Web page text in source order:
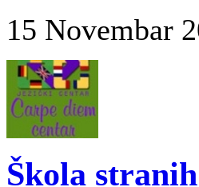
15 Novembar
Škola